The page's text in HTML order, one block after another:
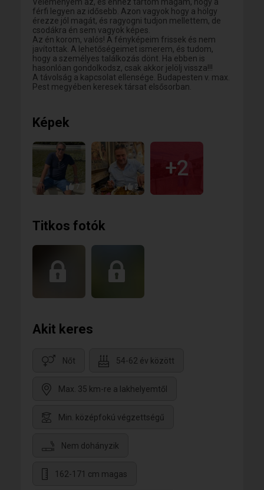
férfi legyen az idősebb. Azon vagyok hogy a hölgy
érezze jól magát, és ragyogni tudjon mellettem, de
csodákra én sem vagyok képes.
Az én korom, valós! A fényképeim frissek és nem
javítottak. A lehetőségeimet ismerem, és tudom,
hogy a személyes találkozás dönt. Ha ebben is
hasonlóan gondolkodsz, csak akkor jelölj vissza!!!
A távolság a kapcsolat ellensége. Budapesten v. max.
Pest megyében keresek társat elsősorban.
Képek
2
+2
Titkos fotók
Akit keres
Nőt 54-62 év között
Max. 35 km-re a lakhelyemtől
Min. középfokú végzettségű
Nem dohányzik
162-171 cm magas